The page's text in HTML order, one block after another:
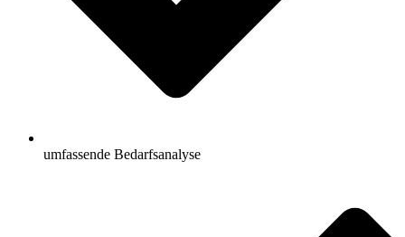
umfassende Bedarfsanalyse